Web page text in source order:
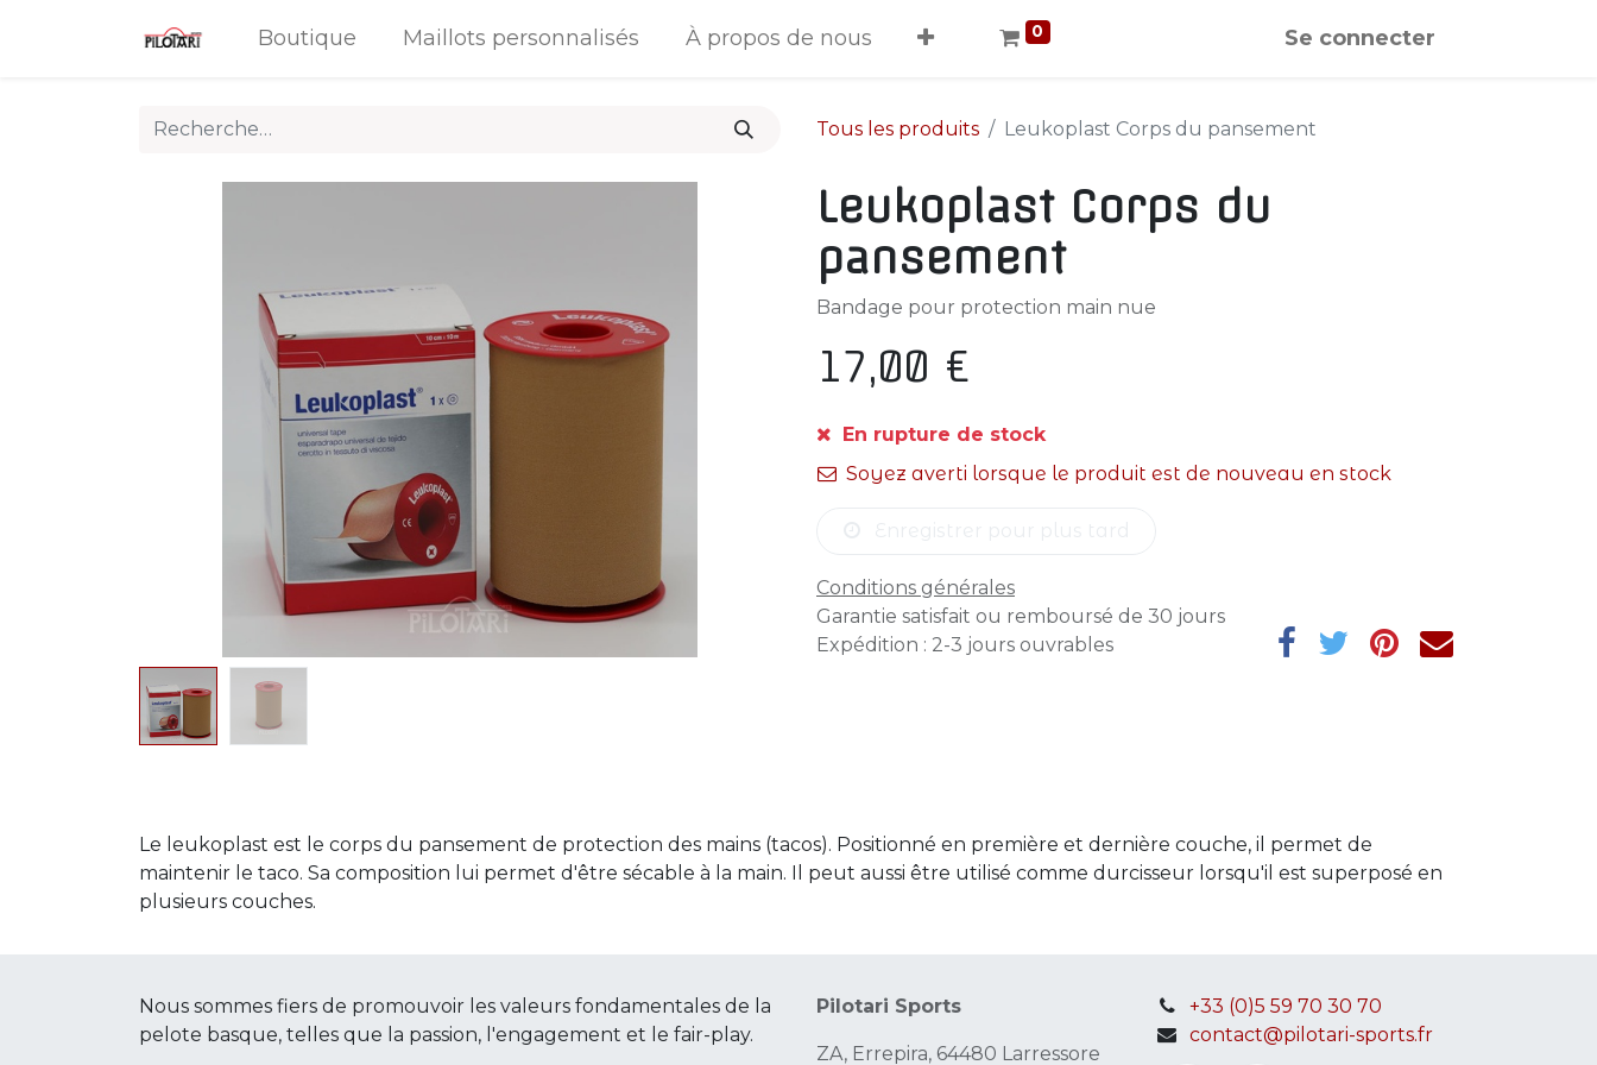
Boutique Maillots personnalisés À propos de nous 0 Se connecter
Tous les produits Leukoplast Corps du pansement
Leukoplast Corps du
pansement
Bandage pour protection main nue
17,00 €
En rupture de stock
Soyez averti lorsque le produit est de nouveau en stock
Conditions générales
Garantie satisfait ou remboursé de 30 jours
Expédition : 2-3 jours ouvrables
Le leukoplast est le corps du pansement de protection des mains (tacos). Positionné en première et dernière couche, il permet de
maintenir le taco. Sa composition lui permet d'être sécable à la main. Il peut aussi être utilisé comme durcisseur lorsqu'il est superposé en
plusieurs couches.
Nous sommes fiers de promouvoir les valeurs fondamentales de la
pelote basque, telles que la passion, l'engagement et le fair-play.
Pilotari Sports
ZA, Errepira, 64480 Larressore
+33 (0)5 59 70 30 70
contact@pilotari-sports.fr